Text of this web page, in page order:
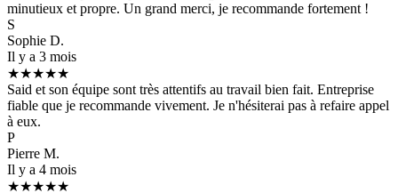
minutieux et propre. Un grand merci, je recommande fortement !
S
Sophie D.
Il y a 3 mois
★★★★★
Said et son équipe sont très attentifs au travail bien fait. Entreprise
fiable que je recommande vivement. Je n'hésiterai pas à refaire appel
à eux.
P
Pierre M.
Il y a 4 mois
★★★★★